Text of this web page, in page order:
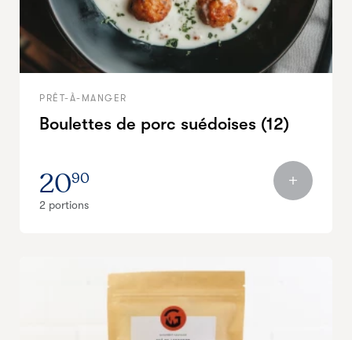
PRÊT-À-MANGER
Boulettes de porc suédoises (12)
2090
2 portions